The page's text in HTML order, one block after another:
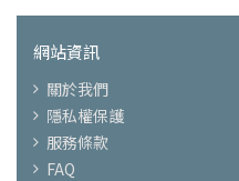
網站資訊
關於我們
隱私權保護
服務條款
FAQ